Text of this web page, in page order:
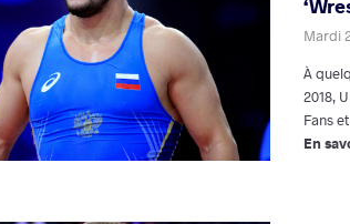
Mardi
À
2018,
Fans
En